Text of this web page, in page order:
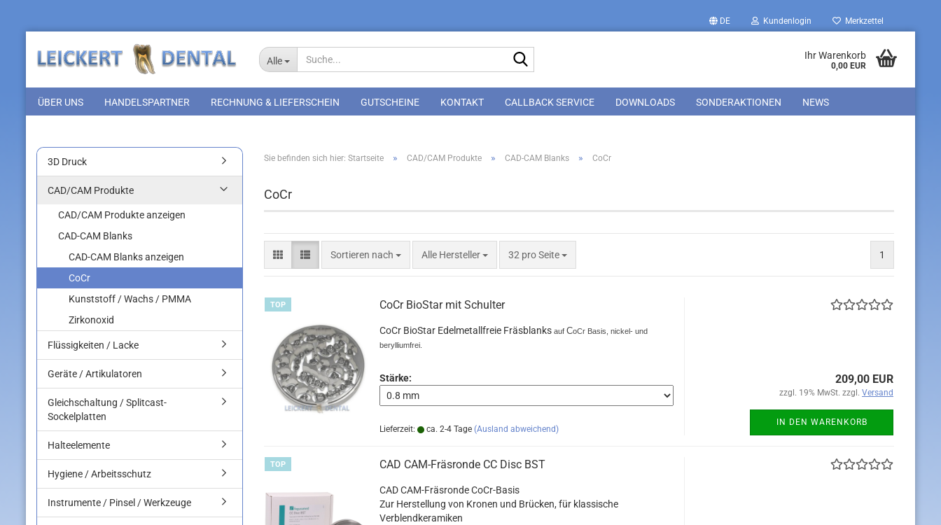
DE Kundenlogin Merkzettel
Alle Ihr Warenkorb
0,00 EUR
ÜBER UNS HANDELSPARTNER RECHNUNG & LIEFERSCHEIN GUTSCHEINE KONTAKT CALLBACK SERVICE DOWNLOADS SONDERAKTIONEN NEWS
Sie befinden sich hier: Startseite » CAD/CAM Produkte » CAD-CAM Blanks » CoCr
CoCr
Sortieren nach
Sortieren nach Alle Hersteller 32 pro Seite
pro Seite 1
TOP CoCr BioStar mit Schulter
CoCr BioStar Edelmetallfreie Fräsblanks auf CoCr Basis, nickel- und
berylliumfrei.
Stärke:
Lieferzeit: ca. 2-4 Tage (Ausland abweichend)
209,00 EUR
zzgl. 19% MwSt. zzgl. Versand
IN DEN WARENKORB
TOP CAD CAM-Fräsronde CC Disc BST
CAD CAM-Fräsronde CoCr-Basis
Zur Herstellung von Kronen und Brücken, für klassische
Verblendkeramiken
3D Druck
CAD/CAM Produkte
CAD/CAM Produkte anzeigen
CAD-CAM Blanks
CAD-CAM Blanks anzeigen
CoCr
Kunststoff / Wachs / PMMA
Zirkonoxid
Flüssigkeiten / Lacke
Geräte / Artikulatoren
Gleichschaltung / Splitcast-
Sockelplatten
Halteelemente
Hygiene / Arbeitsschutz
Instrumente / Pinsel / Werkzeuge